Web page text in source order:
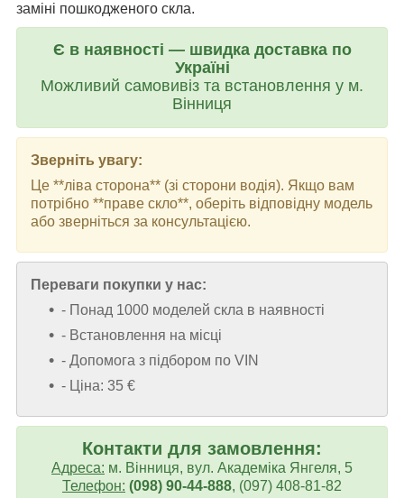
заміні пошкодженого скла.
Є в наявності — швидка доставка по
Україні
Можливий самовивіз та встановлення у м.
Вінниця
Зверніть увагу:
Це **ліва сторона** (зі сторони водія). Якщо вам
потрібно **праве скло**, оберіть відповідну модель
або зверніться за консультацією.
Переваги покупки у нас:
- Понад 1000 моделей скла в наявності
- Встановлення на місці
- Допомога з підбором по VIN
- Ціна: 35 €
Контакти для замовлення:
Адреса: м. Вінниця, вул. Академіка Янгеля, 5
Телефон: (098) 90-44-888, (097) 408-81-82